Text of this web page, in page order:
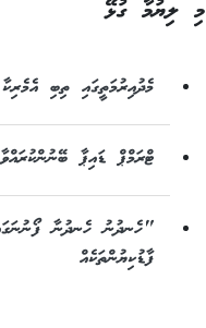
މި ލިޔުމާ ގުޅޭ
މެދުއިރުމަތީގައި ތިބި
ޓްރަމްޕް ޑައިޕާ
"ހެނދުނު ހެނދުނާ
ފާޑުކިޔުންތަކެއް